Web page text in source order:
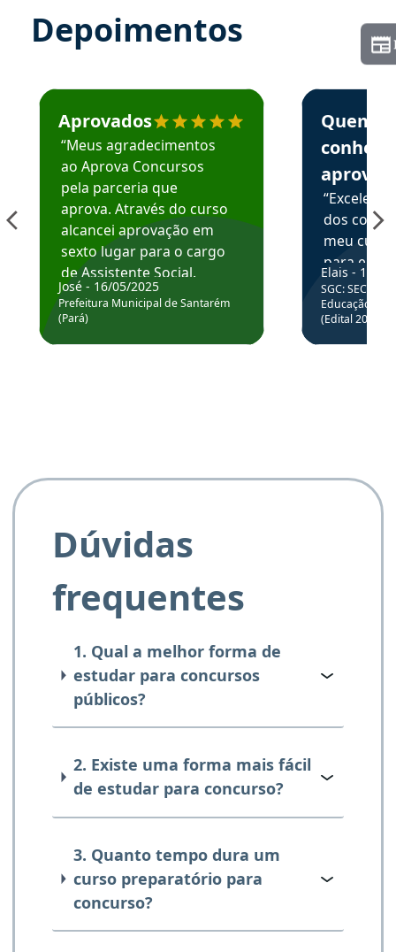
Depoimentos
Estudante José recomenda o Aprova Concursos em
Aprovados
“Meus agradecimentos
ao Aprova Concursos
pela parceria que
aprova. Através do curso
alcancei aprovação em
sexto lugar para o cargo
de Assistente Social.
Hoje estou atuando na
Prefeitura de Santarém.
José - 16/05/2025
Prefeitura Municipal de Santarém
(Pará)
Estudante
Quem
aprova
dos
meu
para
colocar
através
de
Elais - 15/
SGC: SEC BA
Educação
(Edital
Dúvidas
frequentes
1. Qual a melhor forma de
estudar para concursos
públicos?
2. Existe uma forma mais fácil
de estudar para concurso?
3. Quanto tempo dura um
curso preparatório para
concurso?